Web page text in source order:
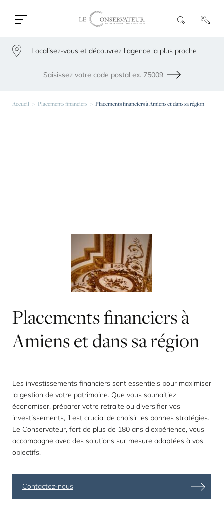
Ouvrir
menu
R
e
h
e
Localisez-vous et découvrez l'agence la plus proche
Envoyer
79300
Accueil Placements financiers Placements financiers à Amiens et dans sa région
Placementsfinanciersà
Amiensetdanssarégion
Les investissements financiers sont essentiels pour maximiser
la gestion de votre patrimoine. Que vous souhaitiez
économiser, préparer votre retraite ou diversifier vos
investissements, il est crucial de choisir les bonnes stratégies.
Le Conservateur, fort de plus de 180 ans d'expérience, vous
accompagne avec des solutions sur mesure adaptées à vos
objectifs.
Contactez-nous